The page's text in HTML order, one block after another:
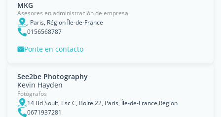
MKG
Asesores en administración de empresa
, Paris, Région Île-de-France
0156568787
Ponte en contacto
See2be Photography
Kevin Hayden
Fotógrafos
14 Bd Soult, Esc C, Boite 22, Paris, Île-de-France Region
0671937281